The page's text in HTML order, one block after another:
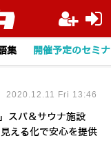
集 開催予定のセミ
スパ＆サウナ施設
える化で安心を提供
2020.12.11 Fri 13:46